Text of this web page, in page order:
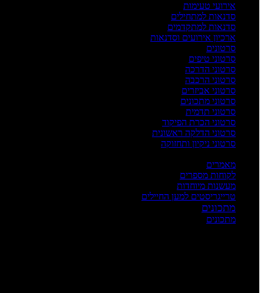
אירועי טעימות
סדנאות למתחילים
סדנאות למתקדמים
ארכיון אירועים וסדנאות
סרטונים
סרטוני טיפים
סרטוני הדרכה
סרטוני הרכבה
סרטוני אביזרים
סרטוני מתכונים
סרטוני תדמית
סרטוני הכרת הפיקוד
סרטוני הדלקה ראשונית
סרטוני ניקיון ותחזוקה
מאמרים
לקוחות מספרים
מעשנות מיוחדות
טרייגריסטים למען החיילים
מתכונים
מתכונים